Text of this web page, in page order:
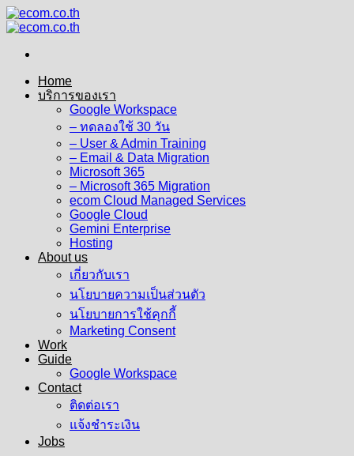
Skip
to
Home
บริการของเรา
Google Workspace
– ทดลองใช้ 30 วัน
– User & Admin Training
– Email & Data Migration
Microsoft 365
– Microsoft 365 Migration
ecom Cloud Managed Services
Google Cloud
Gemini Enterprise
Hosting
About us
เกี่ยวกับเรา
นโยบายความเป็นส่วนตัว
นโยบายการใช้คุกกี้
Marketing Consent
Work
Guide
Google Workspace
Contact
ติดต่อเรา
แจ้งชำระเงิน
Jobs